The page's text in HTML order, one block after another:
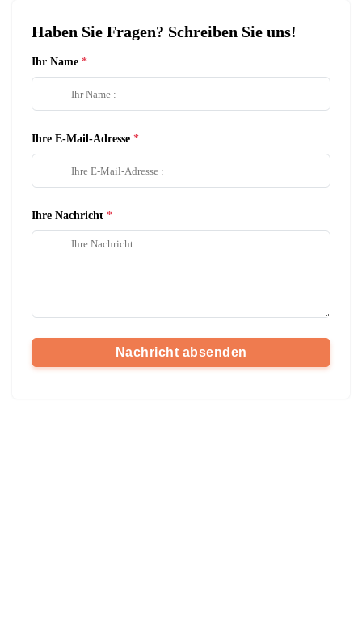
Haben Sie Fragen? Schreiben Sie uns!
Ihr Name
Ihre E-Mail-Adresse
Ihre Nachricht
Nachricht absenden